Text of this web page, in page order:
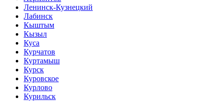
Ленинск-Кузнецкий
Лабинск
Кыштым
Кызыл
Куса
Курчатов
Куртамыш
Курск
Куровское
Курлово
Курильск